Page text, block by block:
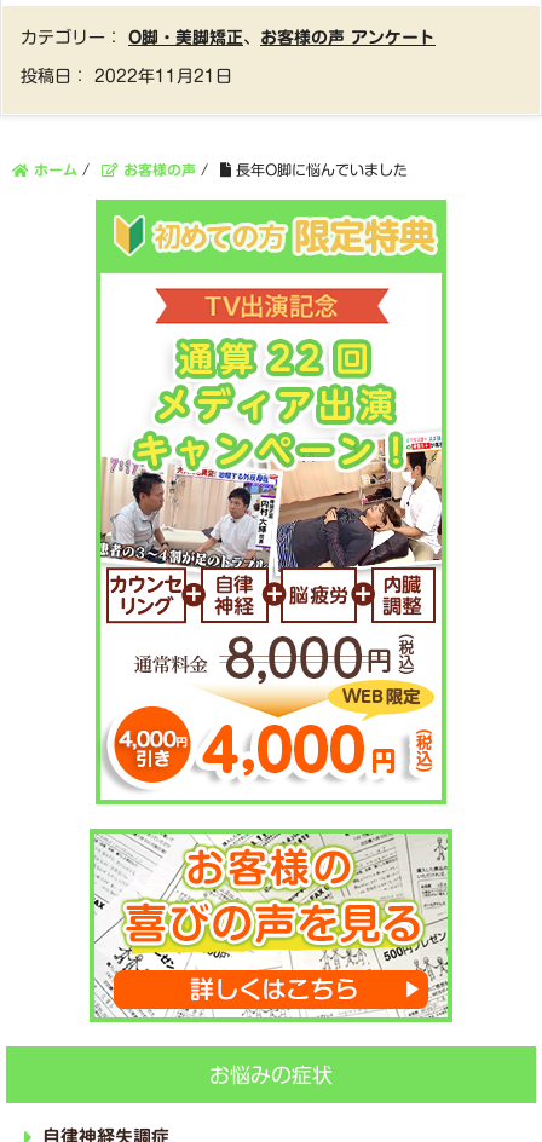
カテゴリー： O脚・美脚矯正、 お客様の声 アンケート
投稿日： 2022年11月21日
ホーム / お客様の声 / 長年O脚に悩んでいました
お悩みの症状
自律神経失調症